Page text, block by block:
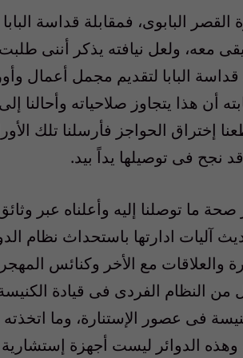
القصر البابوى، فمقابلة قداسة
معه، ولعل نيافته يذكر أننى طلبت
قداسة البابا لتقديم مجمل أعمال
أن هذا يتجاوز صلاحياته وأحالنا
إختراق الحواجز فأرسلنا تلك
نجح فى توصيلها يداً بيد.
ما توصلنا إليه وأعلناه عبر
لتحديث آليات ادارتها باستحداث نظام
والعلاقات مع الأخر وكنائس المهجر
النظام الفردى فى قيادة
فى عصور الإستنارة، وما اتخذته
وهذه الدوائر ليست أجهزة